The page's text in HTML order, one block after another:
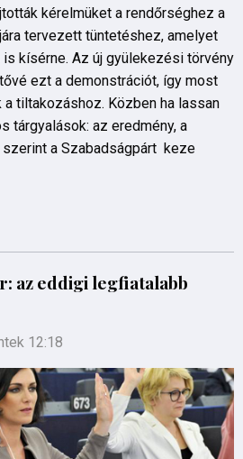
kérelmüket a rendőrséghez a
tervezett tüntetéshez, amelyet
kísérne. Az új gyülekezési törvény
ezt a demonstrációt, így most
tiltakozáshoz. Közben ha lassan
tárgyalások: az eredmény, a
a Szabadságpárt keze
az eddigi legfiatalabb
12:18